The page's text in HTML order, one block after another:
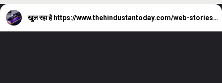
खुल रहा है https://www.thehindustantoday.com/web-stories/all-about-suicide-machine-news-in-detail/